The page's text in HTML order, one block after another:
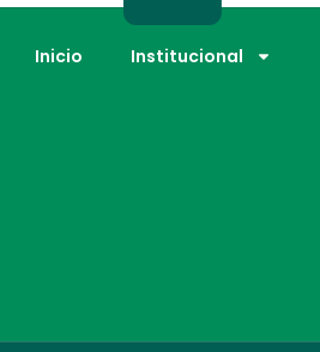
Inicio Institucional